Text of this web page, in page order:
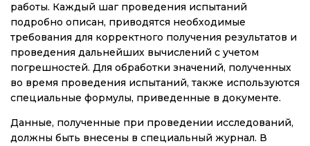
работы. Каждый шаг проведения испытаний
подробно описан, приводятся необходимые
требования для корректного получения результатов и
проведения дальнейших вычислений с учетом
погрешностей. Для обработки значений, полученных
во время проведения испытаний, также используются
специальные формулы, приведенные в документе.
Данные, полученные при проведении исследований,
должны быть внесены в специальный журнал. В